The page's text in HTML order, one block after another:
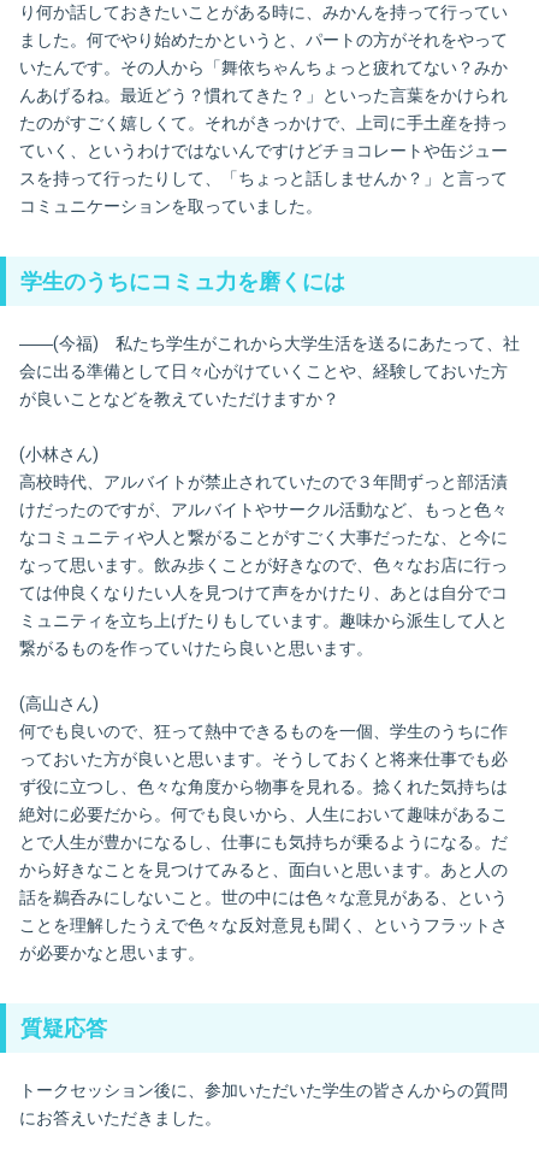
り何か話しておきたいことがある時に、みかんを持って行ってい
ました。何でやり始めたかというと、パートの方がそれをやって
いたんです。その人から「舞依ちゃんちょっと疲れてない？みか
んあげるね。最近どう？慣れてきた？」といった言葉をかけられ
たのがすごく嬉しくて。それがきっかけで、上司に手土産を持っ
ていく、というわけではないんですけどチョコレートや缶ジュー
スを持って行ったりして、「ちょっと話しませんか？」と言って
コミュニケーションを取っていました。
学生のうちにコミュ力を磨くには
――(今福) 私たち学生がこれから大学生活を送るにあたって、社
会に出る準備として日々心がけていくことや、経験しておいた方
が良いことなどを教えていただけますか？
(小林さん)
高校時代、アルバイトが禁止されていたので３年間ずっと部活漬
けだったのですが、アルバイトやサークル活動など、もっと色々
なコミュニティや人と繋がることがすごく大事だったな、と今に
なって思います。飲み歩くことが好きなので、色々なお店に行っ
ては仲良くなりたい人を見つけて声をかけたり、あとは自分でコ
ミュニティを立ち上げたりもしています。趣味から派生して人と
繋がるものを作っていけたら良いと思います。
(高山さん)
何でも良いので、狂って熱中できるものを一個、学生のうちに作
っておいた方が良いと思います。そうしておくと将来仕事でも必
ず役に立つし、色々な角度から物事を見れる。捻くれた気持ちは
絶対に必要だから。何でも良いから、人生において趣味があるこ
とで人生が豊かになるし、仕事にも気持ちが乗るようになる。だ
から好きなことを見つけてみると、面白いと思います。あと人の
話を鵜呑みにしないこと。世の中には色々な意見がある、という
ことを理解したうえで色々な反対意見も聞く、というフラットさ
が必要かなと思います。
質疑応答
トークセッション後に、参加いただいた学生の皆さんからの質問
にお答えいただきました。